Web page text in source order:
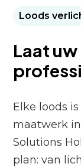
Loods
Laat
Elke loods
maatwerk
Solutions
plan: van